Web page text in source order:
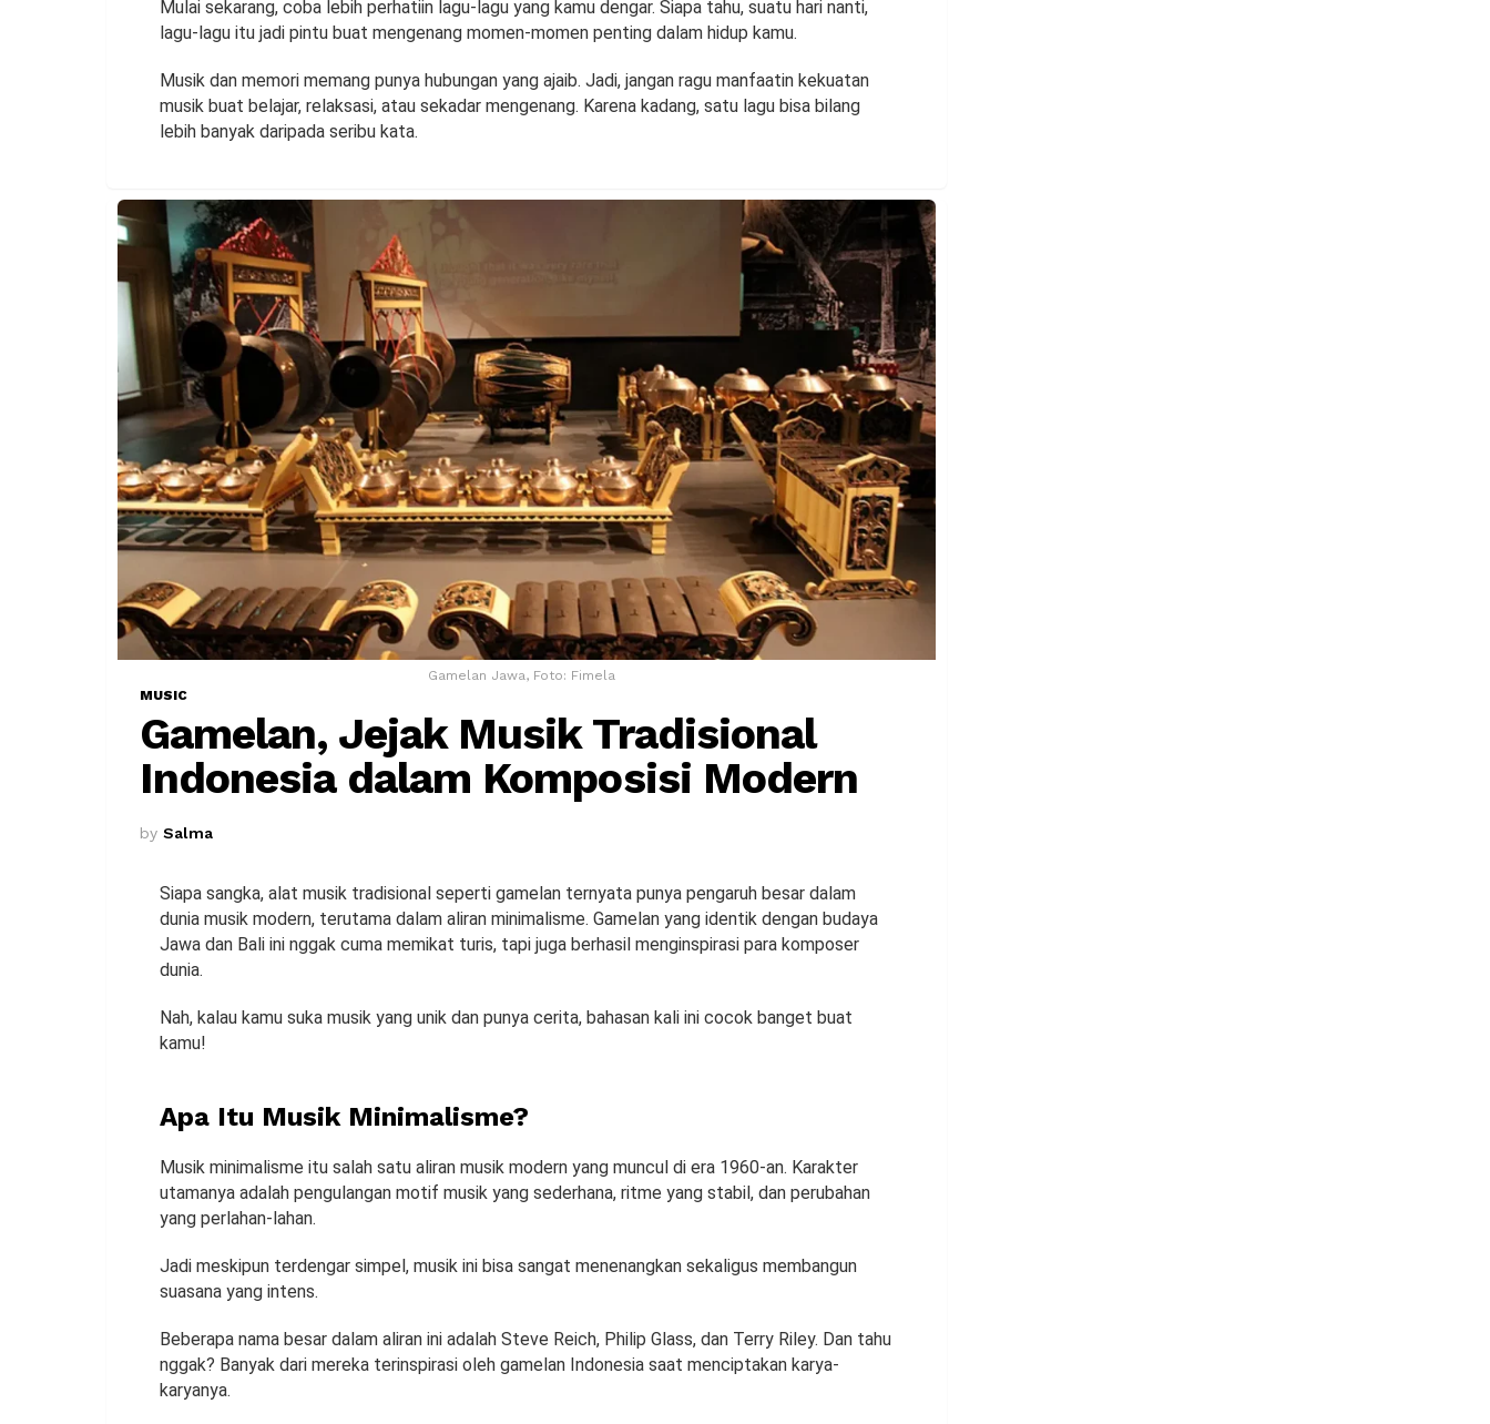
Mulai sekarang, coba lebih perhatiin lagu-lagu yang kamu dengar. Siapa tahu, suatu hari nanti,
lagu-lagu itu jadi pintu buat mengenang momen-momen penting dalam hidup kamu.
Musik dan memori memang punya hubungan yang ajaib. Jadi, jangan ragu manfaatin kekuatan
musik buat belajar, relaksasi, atau sekadar mengenang. Karena kadang, satu lagu bisa bilang
lebih banyak daripada seribu kata.
Gamelan Jawa, Foto: Fimela
MUSIC
Gamelan, Jejak Musik Tradisional
Indonesia dalam Komposisi Modern
by Salma
Siapa sangka, alat musik tradisional seperti gamelan ternyata punya pengaruh besar dalam
dunia musik modern, terutama dalam aliran minimalisme. Gamelan yang identik dengan budaya
Jawa dan Bali ini nggak cuma memikat turis, tapi juga berhasil menginspirasi para komposer
dunia.
Nah, kalau kamu suka musik yang unik dan punya cerita, bahasan kali ini cocok banget buat
kamu!
Apa Itu Musik Minimalisme?
Musik minimalisme itu salah satu aliran musik modern yang muncul di era 1960-an. Karakter
utamanya adalah pengulangan motif musik yang sederhana, ritme yang stabil, dan perubahan
yang perlahan-lahan.
Jadi meskipun terdengar simpel, musik ini bisa sangat menenangkan sekaligus membangun
suasana yang intens.
Beberapa nama besar dalam aliran ini adalah Steve Reich, Philip Glass, dan Terry Riley. Dan tahu
nggak? Banyak dari mereka terinspirasi oleh gamelan Indonesia saat menciptakan karya-
karyanya.